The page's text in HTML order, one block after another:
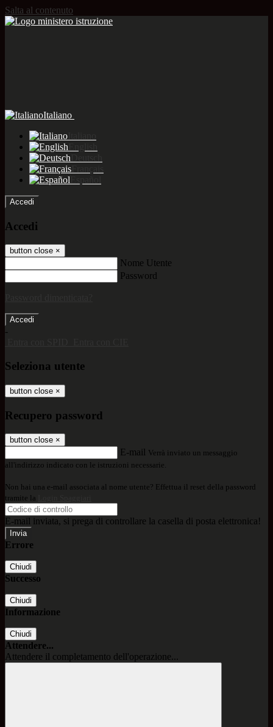
Salta al contenuto
Italiano
Accedi
Accedi
button close ×
Nome Utente
Password
-
Seleziona utente
button close ×
Recupero password
button close ×
E-mail Verrà inviato un messaggio
all'indirizzo indicato con le istruzioni necessarie.
Non hai una e-mail associata al nome utente? Effettua il reset della password
tramite la
E-mail inviata, si prega di controllare la casella di posta elettronica!
Errore
Chiudi
Successo
Chiudi
Informazione
Chiudi
Attendere...
Attendere il completamento dell'operazione...